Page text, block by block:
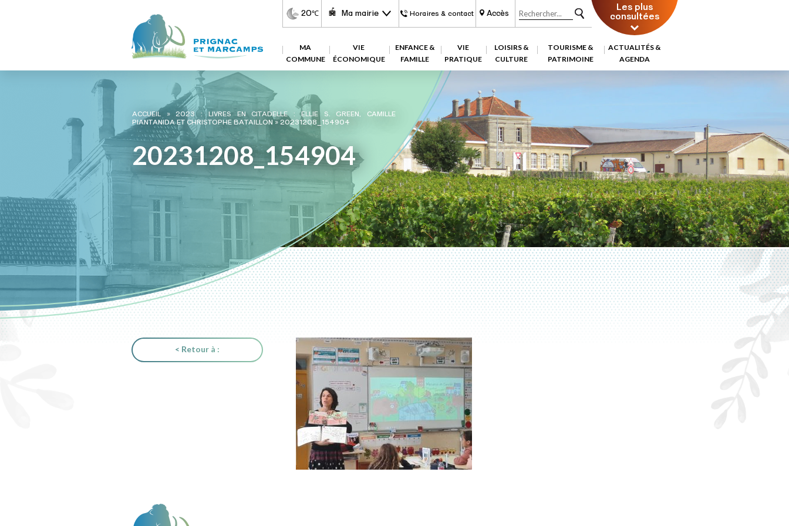
20℃ Ma mairie Horaires & contact Accès Les plus
consultées
MA
COMMUNE
VIE
ÉCONOMIQUE
ENFANCE &
FAMILLE
VIE
PRATIQUE
LOISIRS &
CULTURE
TOURISME &
PATRIMOINE
ACTUALITÉS &
AGENDA
ACCUEIL»2023 : LIVRES EN CITADELLE : ELLIE S. GREEN, CAMILLE
PIANTANIDA ET CHRISTOPHE BATAILLON»20231208_154904
20231208_154904
< Retour à :